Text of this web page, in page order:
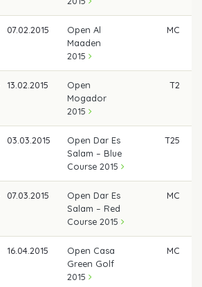
07.02.2015
Open Al
Maaden
2015
MC
13.02.2015
Open
Mogador
2015
T2
03.03.2015
Open Dar Es
Salam – Blue
Course 2015
T25
07.03.2015
Open Dar Es
Salam – Red
Course 2015
MC
16.04.2015
Open Casa
Green Golf
2015
MC